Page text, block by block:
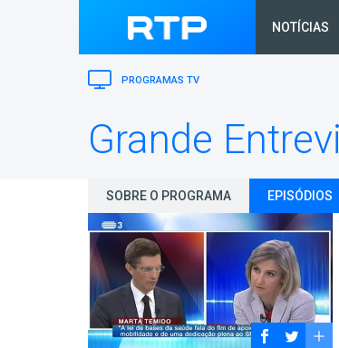
NOTÍCIAS
PROGRAMAS TV
Grande
SOBRE O PROGRAMA EPISÓDIOS